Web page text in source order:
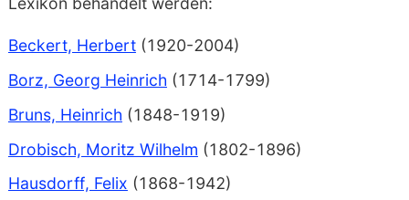
Beckert, Herbert(1920-2004)
Borz, Georg Heinrich (1714-1799)
Bruns, Heinrich (1848-1919)
Drobisch, Moritz Wilhelm (1802-1896)
Hausdorff, Felix (1868-1942)